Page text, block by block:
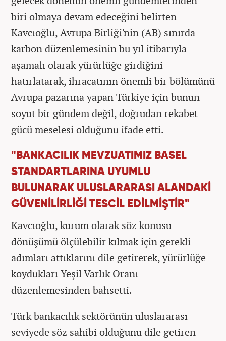
biri olmaya devam edeceğini belirten
Kavcıoğlu, Avrupa Birliği'nin (AB) sınırda
karbon düzenlemesinin bu yıl itibarıyla
aşamalı olarak yürürlüğe girdiğini
hatırlatarak, ihracatının önemli bir bölümünü
Avrupa pazarına yapan Türkiye için bunun
soyut bir gündem değil, doğrudan rekabet
gücü meselesi olduğunu ifade etti.
"BANKACILIK MEVZUATIMIZ BASEL
STANDARTLARINA UYUMLU
BULUNARAK ULUSLARARASI ALANDAKİ
GÜVENİLİRLİĞİ TESCİL EDİLMİŞTİR"
Kavcıoğlu, kurum olarak söz konusu
dönüşümü ölçülebilir kılmak için gerekli
adımları attıklarını dile getirerek, yürürlüğe
koydukları Yeşil Varlık Oranı
düzenlemesinden bahsetti.
Türk bankacılık sektörünün uluslararası
seviyede söz sahibi olduğunu dile getiren